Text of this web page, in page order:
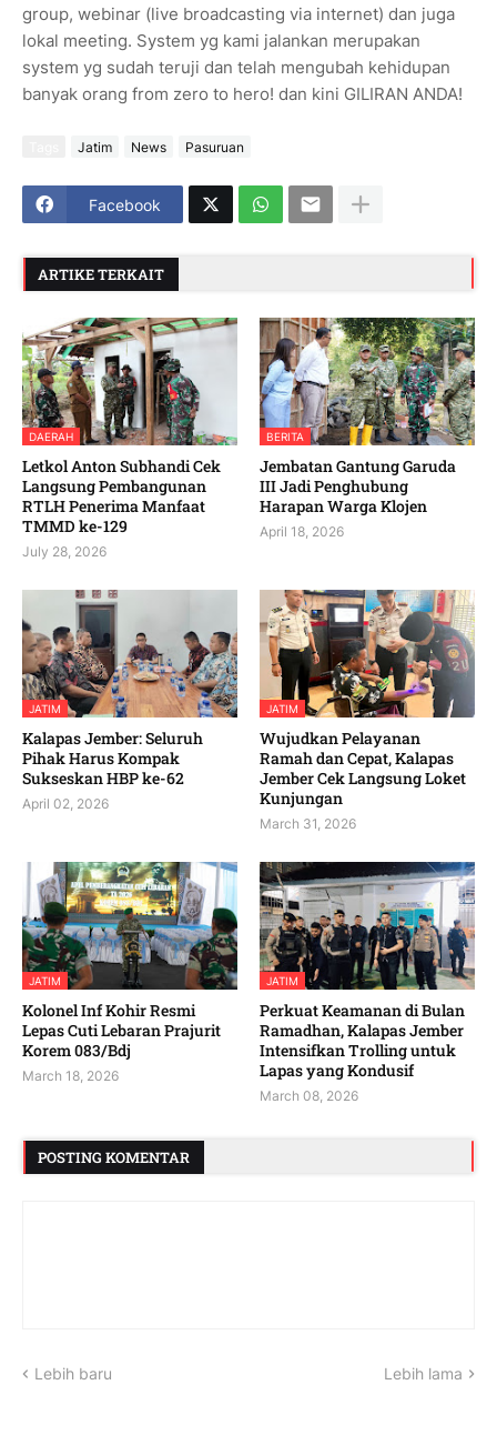
group, webinar (live broadcasting via internet) dan juga
lokal meeting. System yg kami jalankan merupakan
system yg sudah teruji dan telah mengubah kehidupan
banyak orang from zero to hero! dan kini GILIRAN ANDA!
Jatim News Pasuruan
Facebook
ARTIKE TERKAIT
DAERAH
Letkol Anton Subhandi Cek
Langsung Pembangunan
RTLH Penerima Manfaat
TMMD ke-129
July 28, 2026
BERITA
Jembatan Gantung Garuda
III Jadi Penghubung
Harapan Warga Klojen
April 18, 2026
JATIM
Kalapas Jember: Seluruh
Pihak Harus Kompak
Sukseskan HBP ke-62
April 02, 2026
JATIM
Wujudkan Pelayanan
Ramah dan Cepat, Kalapas
Jember Cek Langsung Loket
Kunjungan
March 31, 2026
JATIM
Kolonel Inf Kohir Resmi
Lepas Cuti Lebaran Prajurit
Korem 083/Bdj
March 18, 2026
JATIM
Perkuat Keamanan di Bulan
Ramadhan, Kalapas Jember
Intensifkan Trolling untuk
Lapas yang Kondusif
March 08, 2026
POSTING KOMENTAR
Lebih baru Lebih lama